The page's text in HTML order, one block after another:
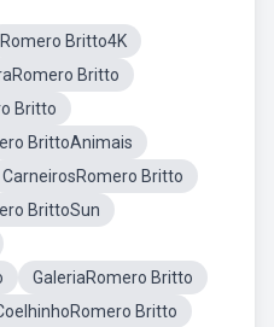
Romero Britto4K
Britto
Britto
BrittoAnimais
CarneirosRomero Britto
BrittoSun
GaleriaRomero Britto
Britto